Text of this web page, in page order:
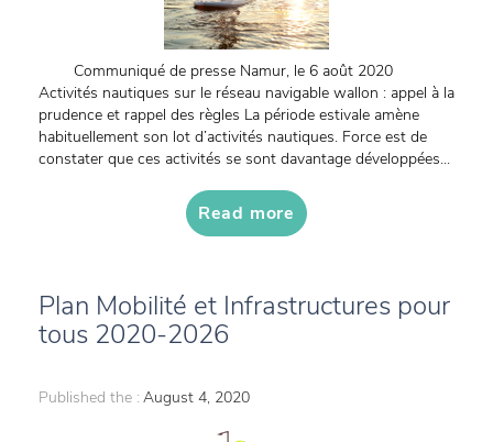
Communiqué de presse Namur, le 6 août 2020
Activités nautiques sur le réseau navigable wallon : appel à la
prudence et rappel des règles La période estivale amène
habituellement son lot d’activités nautiques. Force est de
constater que ces activités se sont davantage développées...
Read more
Plan Mobilité et Infrastructures pour
tous 2020-2026
Published the : August 4, 2020